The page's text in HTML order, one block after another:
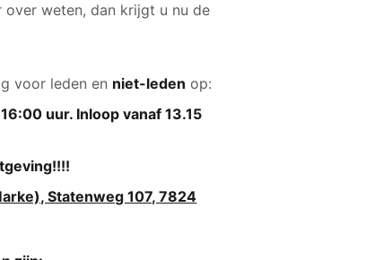
weten, dan krijgt u nu de
voor leden en niet-leden op:
uur. Inloop vanaf 13.15
Statenweg 107, 7824